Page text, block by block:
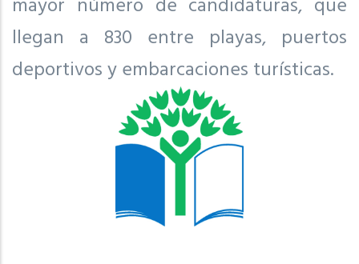
llegan a 830 entre playas, puertos
deportivos y embarcaciones turísticas.